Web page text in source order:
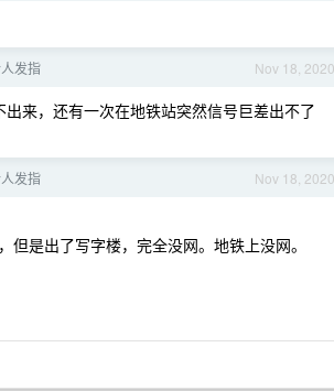
Nov 18, 2020
发指
来，还有一次在地铁站突然信号巨差出不了
Nov 18, 2020
发指
是出了写字楼，完全没网。地铁上没网。